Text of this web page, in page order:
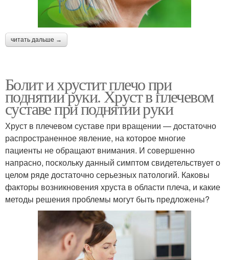
читать дальше →
Болит и хрустит плечо при
поднятии руки. Хруст в плечевом
суставе при поднятии руки
Хруст в плечевом суставе при вращении — достаточно
распространенное явление, на которое многие
пациенты не обращают внимания. И совершенно
напрасно, поскольку данный симптом свидетельствует о
целом ряде достаточно серьезных патологий. Каковы
факторы возникновения хруста в области плеча, и какие
методы решения проблемы могут быть предложены?